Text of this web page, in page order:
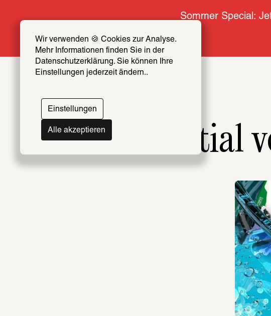
Wir verwenden 🍪 Cookies zur Analyse.
Mehr Informationen finden Sie in der
Datenschutzerklärung. Sie können Ihre
Einstellungen jederzeit ändern..
Einstellungen
Alle akzeptieren
Sommer Special:
Das Potential